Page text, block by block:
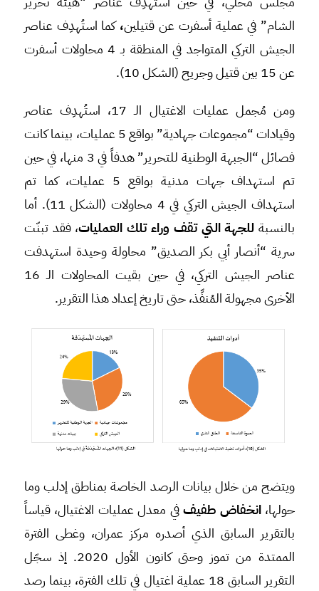
الشام” في عملية أسفرت عن قتيلين،كما استُهدِف عناصر
الجيش التركي المتواجد في المنطقة بـ 4 محاولات أسفرت
عن 15 بين قتيل وجريح (الشكل 10).
ومن مُجمل عمليات الاغتيال الـ 17، استُهدِف عناصر
وقيادات “مجموعات جهادية” بواقع 5 عمليات، بينما كانت
فصائل “الجبهة الوطنية للتحرير” هدفاً في 3 منها، في حين
تم استهداف جهات مدنية بواقع 5 عمليات، كما تم
استهداف الجيش التركي في 4 محاولات (الشكل 11). أما
بالنسبة للجهة التي تقف وراء تلك العمليات، فقد تبنّت
سرية “أنصار أبي بكر الصديق” محاولة وحيدة استهدفت
عناصر الجيش التركي، في حين بقيت المحاولات الـ 16
الأخرى مجهولة المُنفِّذ، حتى تاريخ إعداد هذا التقرير.
ويتضح من خلال بيانات الرصد الخاصة بمناطق إدلب وما
حولها،انخفاض طفيففي معدل عمليات الاغتيال، قياساً
بالتقرير السابق الذي أصدره مركز عمران، وغطى الفترة
الممتدة من تموز وحتى كانون الأول 2020. إذ سجّل
التقرير السابق 18 عملية اغتيال في تلك الفترة، بينما رصد